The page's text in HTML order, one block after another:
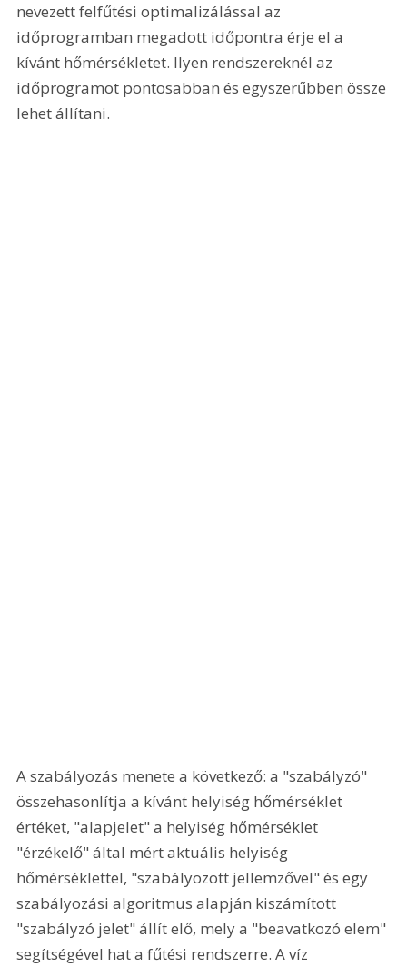
nevezett felfűtési optimalizálással az
időprogramban megadott időpontra érje el a
kívánt hőmérsékletet. Ilyen rendszereknél az
időprogramot pontosabban és egyszerűbben össze
lehet állítani.
A szabályozás menete a következő: a "szabályzó"
összehasonlítja a kívánt helyiség hőmérséklet
értéket, "alapjelet" a helyiség hőmérséklet
"érzékelő" által mért aktuális helyiség
hőmérséklettel, "szabályozott jellemzővel" és egy
szabályozási algoritmus alapján kiszámított
"szabályzó jelet" állít elő, mely a "beavatkozó elem"
segítségével hat a fűtési rendszerre. A víz